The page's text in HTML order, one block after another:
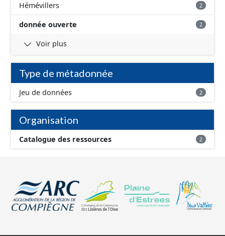
Hémévillers 2
donnée ouverte 2
Voir plus
Type de métadonnée
Jeu de données 2
Organisation
Catalogue des ressources 2